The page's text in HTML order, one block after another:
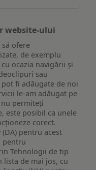
website-ului
ofere
de exemplu
ocazia navigării și
sau
fi adăugate de noi
le-am adăugat pe
permiteți
este posibil ca unele
corect.
pentru acest
pentru
Tehnologii de tip
lista de mai jos, cu